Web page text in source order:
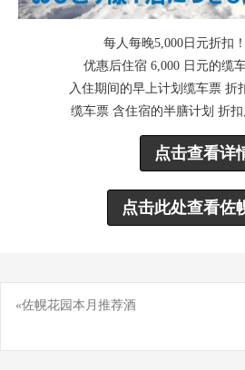
每人每晚5,000日元折扣
优惠后住宿 6,000 日元的缆
入住期间的早上计划缆车票 折
缆车票 含住宿的半膳计划 折扣
点击查看详
点击此处查看佐
文
«佐幌花园本月推荐酒